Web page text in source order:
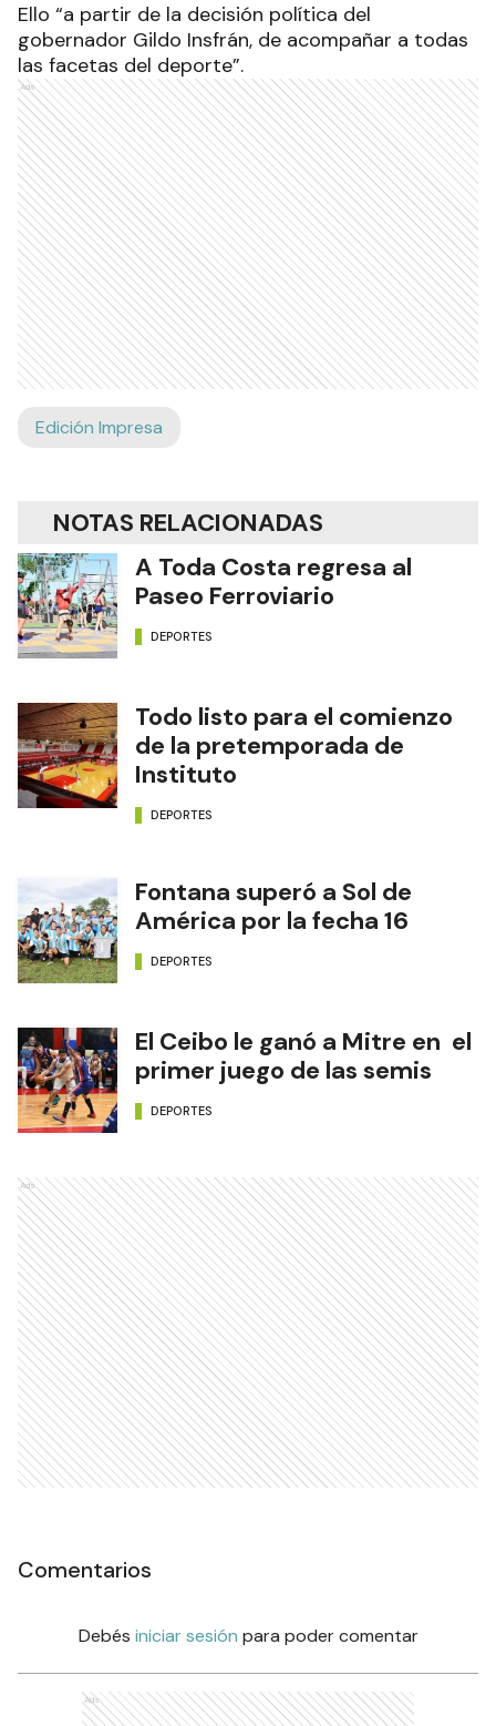
Ello “a partir de la decisión política del
gobernador Gildo Insfrán, de acompañar a todas
las facetas del deporte”.
Ads
Edición Impresa
NOTAS RELACIONADAS
A Toda Costa regresa al
Paseo Ferroviario
DEPORTES
Todo listo para el comienzo
de la pretemporada de
Instituto
DEPORTES
Fontana superó a Sol de
América por la fecha 16
DEPORTES
El Ceibo le ganó a Mitre en el
primer juego de las semis
DEPORTES
Ads
Comentarios
Debés iniciar sesión para poder comentar
Ads